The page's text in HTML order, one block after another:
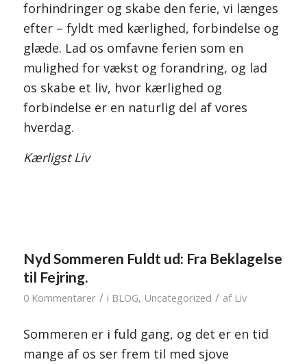
forhindringer og skabe den ferie, vi længes
efter – fyldt med kærlighed, forbindelse og
glæde. Lad os omfavne ferien som en
mulighed for vækst og forandring, og lad
os skabe et liv, hvor kærlighed og
forbindelse er en naturlig del af vores
hverdag.
Kærligst Liv
Nyd Sommeren Fuldt ud: Fra Beklagelse
til Fejring.
0 Kommentarer / i BLOG, Uncategorized / af Liv
Sommeren er i fuld gang, og det er en tid
mange af os ser frem til med sjove